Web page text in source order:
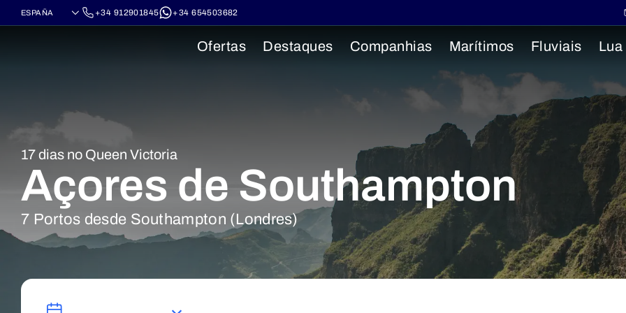
+34 912901845 +34 654503682
Ofertas Destaques Companhias Marítimos Fluviais Lua
17 dias no Queen Victoria
Açores de Southampton
7 Portos desde Southampton (Londres)